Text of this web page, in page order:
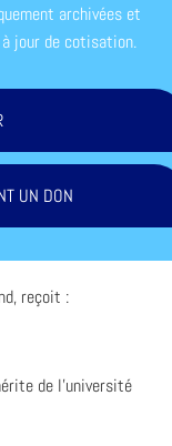
archivées et
jour de cotisation.
UN DON
reçoit :
de l’université